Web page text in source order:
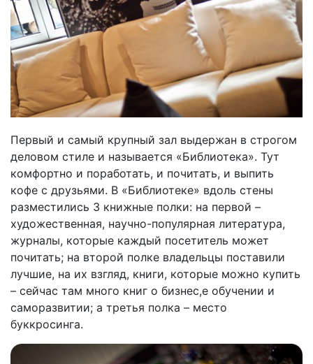
Первый и самый крупный зал выдержан в строгом
деловом стиле и называется «Библиотека». Тут
комфортно и поработать, и почитать, и выпить
кофе с друзьями. В «Библиотеке» вдоль стены
разместились 3 книжные полки: на первой –
художественная, научно-популярная литература,
журналы, которые каждый посетитель может
почитать; на второй полке владельцы поставили
лучшие, на их взгляд, книги, которые можно купить
– сейчас там много книг о бизнес,е обучении и
саморазвитии; а третья полка – место
буккросинга.